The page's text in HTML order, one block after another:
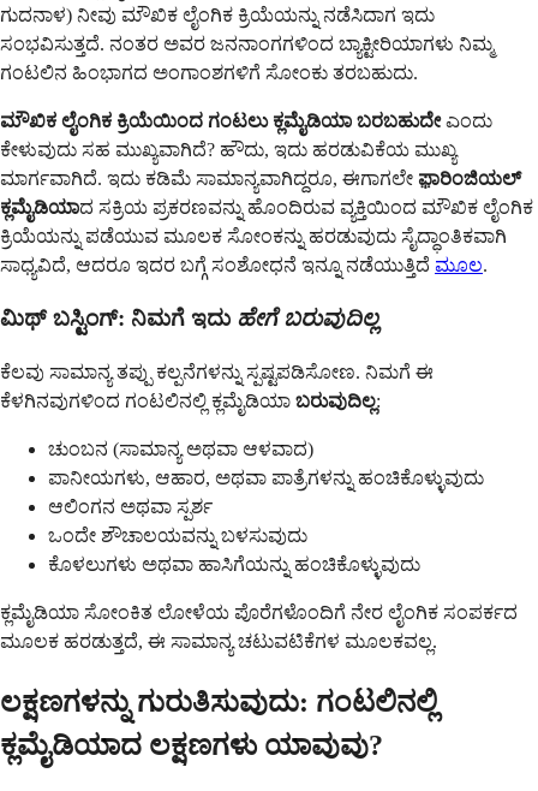
ಗುದನಾಳ) ನೀವು ಮೌಖಿಕ ಲೈಂಗಿಕ ಕ್ರಿಯೆಯನ್ನು ನಡೆಸಿದಾಗ ಇದು
ಸಂಭವಿಸುತ್ತದೆ. ನಂತರ ಅವರ ಜನನಾಂಗಗಳಿಂದ ಬ್ಯಾಕ್ಟೀರಿಯಾಗಳು ನಿಮ್ಮ
ಗಂಟಲಿನ ಹಿಂಭಾಗದ ಅಂಗಾಂಶಗಳಿಗೆ ಸೋಂಕು ತರಬಹುದು.
ಮೌಖಿಕ ಲೈಂಗಿಕ ಕ್ರಿಯೆಯಿಂದ ಗಂಟಲು ಕ್ಲಮೈಡಿಯಾ ಬರಬಹುದೇಎಂದು
ಕೇಳುವುದು ಸಹ ಮುಖ್ಯವಾಗಿದೆ? ಹೌದು, ಇದು ಹರಡುವಿಕೆಯ ಮುಖ್ಯ
ಮಾರ್ಗವಾಗಿದೆ. ಇದು ಕಡಿಮೆ ಸಾಮಾನ್ಯವಾಗಿದ್ದರೂ, ಈಗಾಗಲೇ ಫ಼ಾರಿಂಜಿಯಲ್
ಕ್ಲಮೈಡಿಯಾದ ಸಕ್ರಿಯ ಪ್ರಕರಣವನ್ನು ಹೊಂದಿರುವ ವ್ಯಕ್ತಿಯಿಂದ ಮೌಖಿಕ ಲೈಂಗಿಕ
ಕ್ರಿಯೆಯನ್ನು ಪಡೆಯುವ ಮೂಲಕ ಸೋಂಕನ್ನು ಹರಡುವುದು ಸೈದ್ಧಾಂತಿಕವಾಗಿ
ಸಾಧ್ಯವಿದೆ, ಆದರೂ ಇದರ ಬಗ್ಗೆ ಸಂಶೋಧನೆ ಇನ್ನೂ ನಡೆಯುತ್ತಿದೆ ಮೂಲ.
ಮಿಥ್ ಬಸ್ಟಿಂಗ್: ನಿಮಗೆ ಇದು ಹೇಗೆ ಬರುವುದಿಲ್ಲ
ಕೆಲವು ಸಾಮಾನ್ಯ ತಪ್ಪು ಕಲ್ಪನೆಗಳನ್ನು ಸ್ಪಷ್ಟಪಡಿಸೋಣ. ನಿಮಗೆ ಈ
ಕೆಳಗಿನವುಗಳಿಂದ ಗಂಟಲಿನಲ್ಲಿ ಕ್ಲಮೈಡಿಯಾ ಬರುವುದಿಲ್ಲ:
ಚುಂಬನ (ಸಾಮಾನ್ಯ ಅಥವಾ ಆಳವಾದ)
ಪಾನೀಯಗಳು, ಆಹಾರ, ಅಥವಾ ಪಾತ್ರೆಗಳನ್ನು ಹಂಚಿಕೊಳ್ಳುವುದು
ಆಲಿಂಗನ ಅಥವಾ ಸ್ಪರ್ಶ
ಒಂದೇ ಶೌಚಾಲಯವನ್ನು ಬಳಸುವುದು
ಕೊಳಲುಗಳು ಅಥವಾ ಹಾಸಿಗೆಯನ್ನು ಹಂಚಿಕೊಳ್ಳುವುದು
ಕ್ಲಮೈಡಿಯಾ ಸೋಂಕಿತ ಲೋಳೆಯ ಪೊರೆಗಳೊಂದಿಗೆ ನೇರ ಲೈಂಗಿಕ ಸಂಪರ್ಕದ
ಮೂಲಕ ಹರಡುತ್ತದೆ, ಈ ಸಾಮಾನ್ಯ ಚಟುವಟಿಕೆಗಳ ಮೂಲಕವಲ್ಲ.
ಲಕ್ಷಣಗಳನ್ನು ಗುರುತಿಸುವುದು: ಗಂಟಲಿನಲ್ಲಿ
ಕ್ಲಮೈಡಿಯಾದ ಲಕ್ಷಣಗಳು ಯಾವುವು?